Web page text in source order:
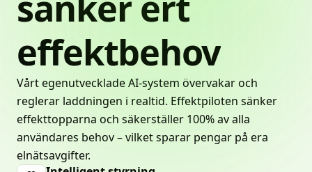
effektbehov
Vårt egenutvecklade AI-system övervakar och
reglerar laddningen i realtid. Effektpiloten sänker
effekttopparna och säkerställer 100% av alla
användares behov – vilket sparar pengar på era
elnätsavgifter.